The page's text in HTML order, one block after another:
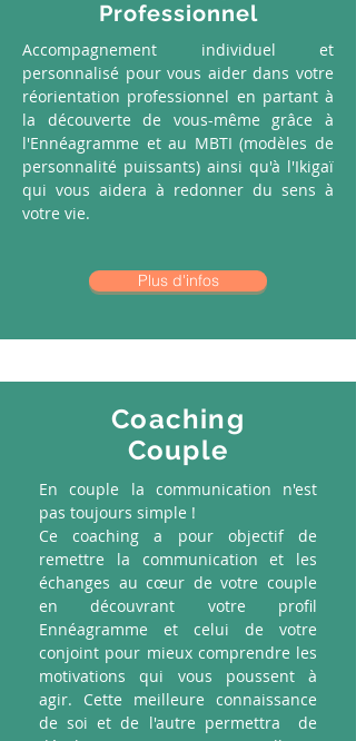
Professionnel
Accompagnement individuel et
personnalisé pour vous aider dans votre
réorientation professionnel en partant à
la découverte de vous-même grâce à
l'Ennéagramme et au MBTI (modèles de
personnalité puissants) ainsi qu'à l'Ikigaï
qui vous aidera à redonner du sens à
votre vie.
Plus d'infos
Coaching
Couple
En couple la communication n'est
pas toujours simple !
Ce coaching a pour objectif de
remettre la communication et les
échanges au cœur de votre couple
en découvrant votre profil
Ennéagramme et celui de votre
conjoint pour mieux comprendre les
motivations qui vous poussent à
agir. Cette meilleure connaissance
de soi et de l'autre permettra de